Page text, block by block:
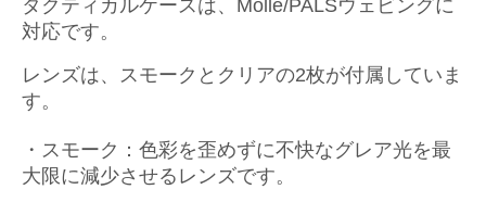
タクティカルケースは、Molle/PALSウェビングに
対応です。
レンズは、スモークとクリアの2枚が付属していま
す。
・スモーク：色彩を歪めずに不快なグレア光を最
大限に減少させるレンズです。